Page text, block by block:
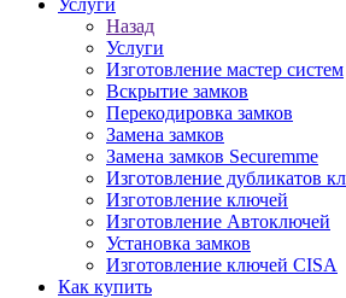
Услуги
Назад
Услуги
Изготовление мастер систем
Вскрытие замков
Перекодировка замков
Замена замков
Замена замков Securemme
Изготовление дубликатов
Изготовление ключей
Изготовление Автоключей
Установка замков
Изготовление ключей CISA
Как купить